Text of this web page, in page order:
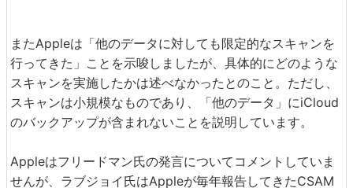
またAppleは「他のデータに対しても限定的なスキャンを
行ってきた」ことを示唆しましたが、具体的にどのような
スキャンを実施したかは述べなかったとのこと。ただし、
スキャンは小規模なものであり、「他のデータ」にiCloud
のバックアップが含まれないことを説明しています。
Appleはフリードマン氏の発言についてコメントしていま
せんが、ラブジョイ氏はAppleが毎年報告してきたCSAM